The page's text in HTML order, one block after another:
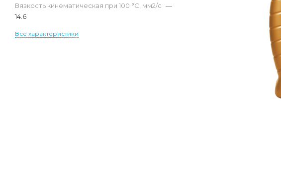
Вязкость кинематическая при 100 °С, мм2/с —
14.6
Все характеристики